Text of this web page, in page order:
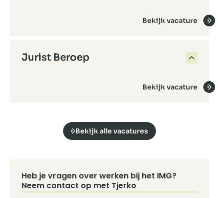
Bekijk vacature
Jurist Beroep
Bekijk vacature
Heb je vragen over werken bij het IMG?
Neem contact op met Tjerko
Bekijk alle vacatures